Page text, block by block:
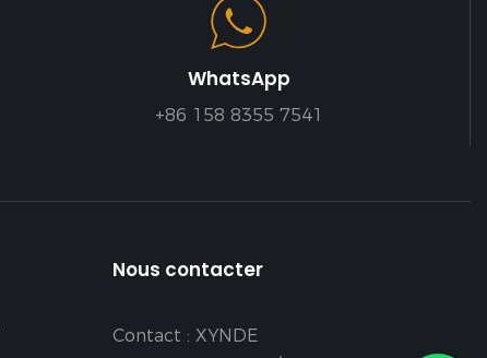
WhatsApp
+86 158 8355 7541
Nous contacter
Contact : XYNDE